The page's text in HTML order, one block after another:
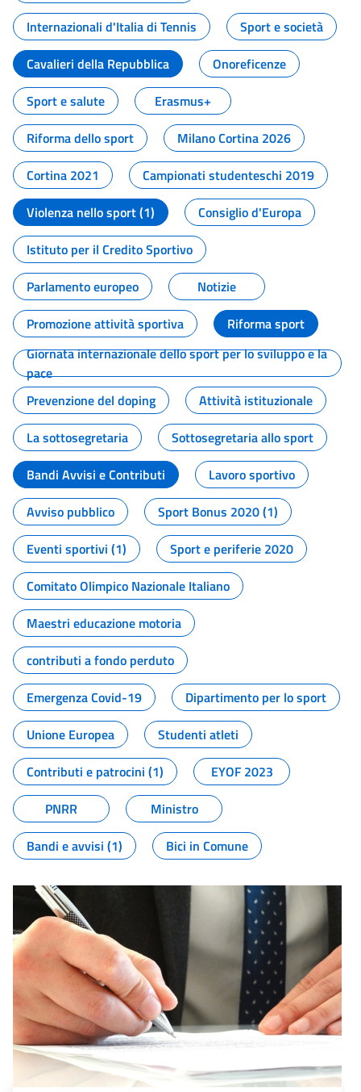
Internazionali d'Italia di Tennis
Sport e società
Cavalieri della Repubblica
Onoreficenze
Sport e salute
Erasmus+
Riforma dello sport
Milano Cortina 2026
Cortina 2021
Campionati studenteschi 2019
Violenza nello sport (1)
Consiglio d'Europa
Istituto per il Credito Sportivo
Parlamento europeo
Notizie
Promozione attività sportiva
Riforma sport
Giornata internazionale dello sport per lo sviluppo e la
pace
Prevenzione del doping
Attività istituzionale
La sottosegretaria
Sottosegretaria allo sport
Bandi Avvisi e Contributi
Lavoro sportivo
Avviso pubblico
Sport Bonus 2020 (1)
Eventi sportivi (1)
Sport e periferie 2020
Comitato Olimpico Nazionale Italiano
Maestri educazione motoria
contributi a fondo perduto
Emergenza Covid-19
Dipartimento per lo sport
Unione Europea
Studenti atleti
Contributi e patrocini (1)
EYOF 2023
PNRR
Ministro
Bandi e avvisi (1)
Bici in Comune